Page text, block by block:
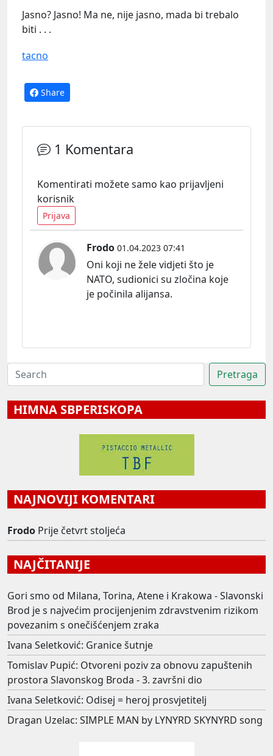
Jasno? Jasno! Ma ne, nije jasno, mada bi trebalo
biti . . .
tacno
Share
1 Komentara
Komentirati možete samo kao prijavljeni
korisnik
Prijava
Frodo 01.04.2023 07:41
Oni koji ne žele vidjeti što je
NATO, sudionici su zločina koje
je počinila alijansa.
HIMNA SBPERISKOPA
NAJNOVIJI KOMENTARI
Frodo Prije četvrt stoljeća
NAJČITANIJE
Gori smo od Milana, Torina, Atene i Krakowa - Slavonski
Brod je s najvećim procijenjenim zdravstvenim rizikom
povezanim s onečišćenjem zraka
Ivana Seletković: Granice šutnje
Tomislav Pupić: Otvoreni poziv za obnovu zapuštenih
prostora Slavonskog Broda - 3. završni dio
Ivana Seletković: Odisej = heroj prosvjetitelj
Dragan Uzelac: SIMPLE MAN by LYNYRD SKYNYRD song